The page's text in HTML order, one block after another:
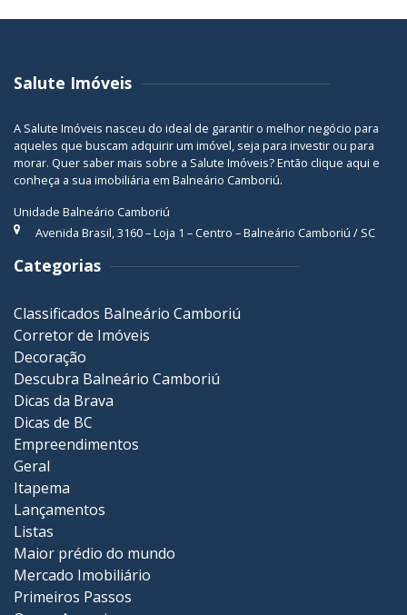
Salute Imóveis
A Salute Imóveis nasceu do ideal de garantir o melhor negócio para
aqueles que buscam adquirir um imóvel, seja para investir ou para
morar. Quer saber mais sobre a Salute Imóveis? Então clique aqui e
conheça a sua imobiliária em Balneário Camboriú.
Unidade Balneário Camboriú
Avenida Brasil, 3160 – Loja 1 – Centro – Balneário Camboriú / SC
Categorias
Classificados Balneário Camboriú
Corretor de Imóveis
Decoração
Descubra Balneário Camboriú
Dicas da Brava
Dicas de BC
Empreendimentos
Geral
Itapema
Lançamentos
Listas
Maior prédio do mundo
Mercado Imobiliário
Primeiros Passos